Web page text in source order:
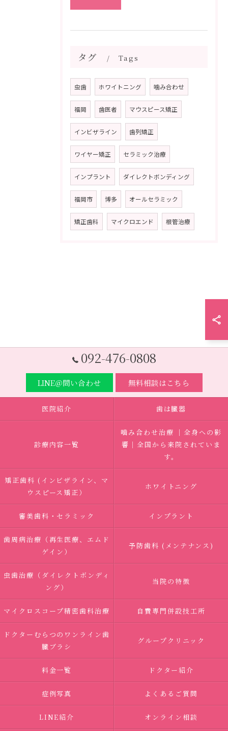
タグ Tags
虫歯 ホワイトニング 噛み合わせ
福岡 歯医者 マウスピース矯正
インビザライン 歯列矯正
ワイヤー矯正 セラミック治療
インプラント ダイレクトボンディング
福岡市 博多 オールセラミック
矯正歯科 マイクロエンド 根管治療
092-476-0808
LINE＠問い合わせ 無料相談はこちら
医院紹介 歯は臓器
診療内容一覧
噛み合わせ治療 ｜全身への影
響｜全国から来院されていま
す。
矯正歯科 (インビザライン、マ
ウスピース矯正）
ホワイトニング
審美歯科・セラミック インプラント
歯周病治療（再生医療、エムド
ゲイン）
予防歯科 (メンテナンス)
虫歯治療（ダイレクトボンディ
ング）
当院の特徴
マイクロスコープ精密歯科治療 自費専門併設技工所
ドクターむらつのワンライン歯
臓ブラシ
グループクリニック
料金一覧 ドクター紹介
症例写真 よくあるご質問
LINE紹介 オンライン相談